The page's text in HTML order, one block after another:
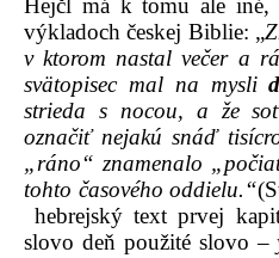
Hejčl má k tomu ale iné,
výkladoch českej Biblie: „
v ktorom nastal večer a
svätopisec mal na mysli
strieda s nocou, a že
označiť nejakú snáď
„ráno“ znamenalo
tohto časového oddielu.“
hebrejský text prvej
slovo deň použité slovo –